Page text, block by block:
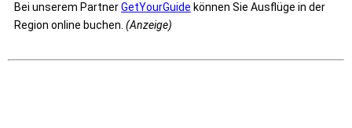
Bei unserem PartnerGetYourGuide können Sie Ausflüge in der
Region online buchen. (Anzeige)